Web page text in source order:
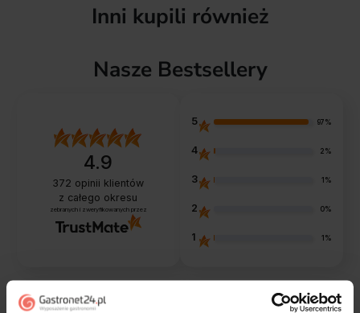
Inni kupili również
Nasze Bestsellery
4.9
372 opinii klientów
z całego okresu
zebranych i zweryfikowanych przez
5 97%
4 2%
3 1%
2 0%
1 1%